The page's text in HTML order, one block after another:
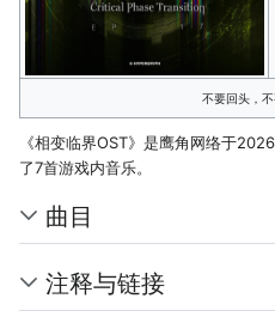
不要回头，不
《相变临界OST》是鹰角网络于
了7首游戏内音乐。
曲目
注释与链接